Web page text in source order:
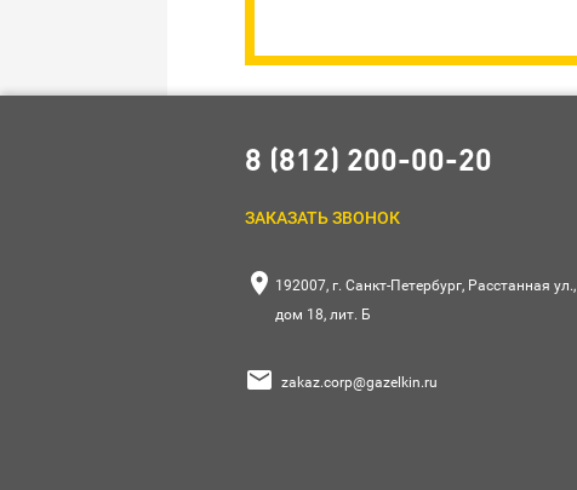
8 (812) 200-00-20
ЗАКАЗАТЬ ЗВОНОК
 192007, г. Санкт-Петербург, Расстанная ул.,
дом 18, лит. Б
 zakaz.corp@gazelkin.ru